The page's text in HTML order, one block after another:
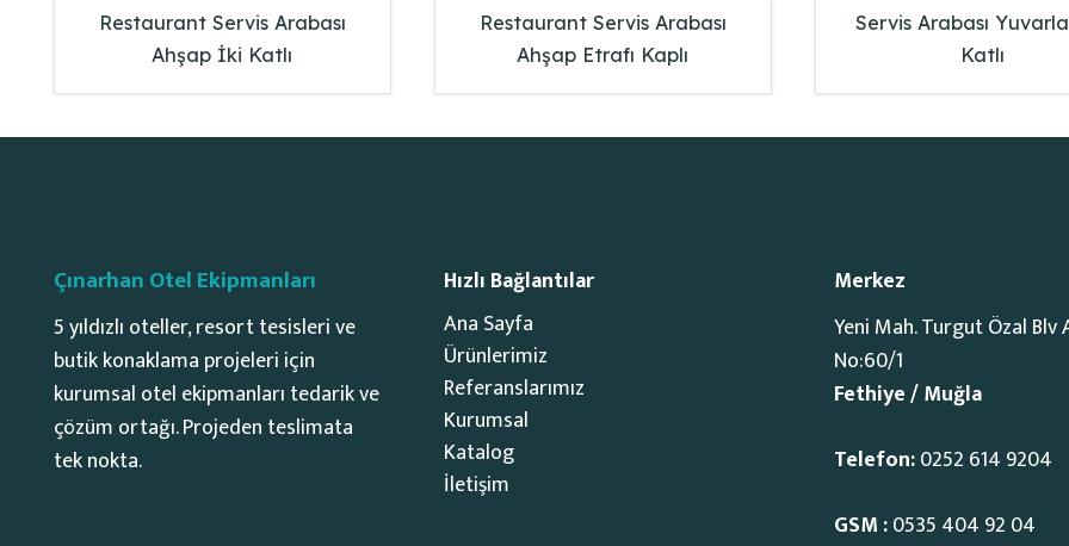
Restaurant Servis Arabası
Ahşap İki Katlı
Restaurant Servis Arabası
Ahşap Etrafı Kaplı
Servis Arabası
Katlı
Çınarhan Otel Ekipmanları
5 yıldızlı oteller, resort tesisleri ve
butik konaklama projeleri için
kurumsal otel ekipmanları tedarik ve
çözüm ortağı. Projeden teslimata
tek nokta.
Hızlı Bağlantılar
Ana Sayfa
Ürünlerimiz
Referanslarımız
Kurumsal
Katalog
İletişim
Merkez
Yeni Mah. Turgut Özal Blv
No:60/1
Fethiye / Muğla
Telefon:0252 614 9204
GSM :0535 404 92 04